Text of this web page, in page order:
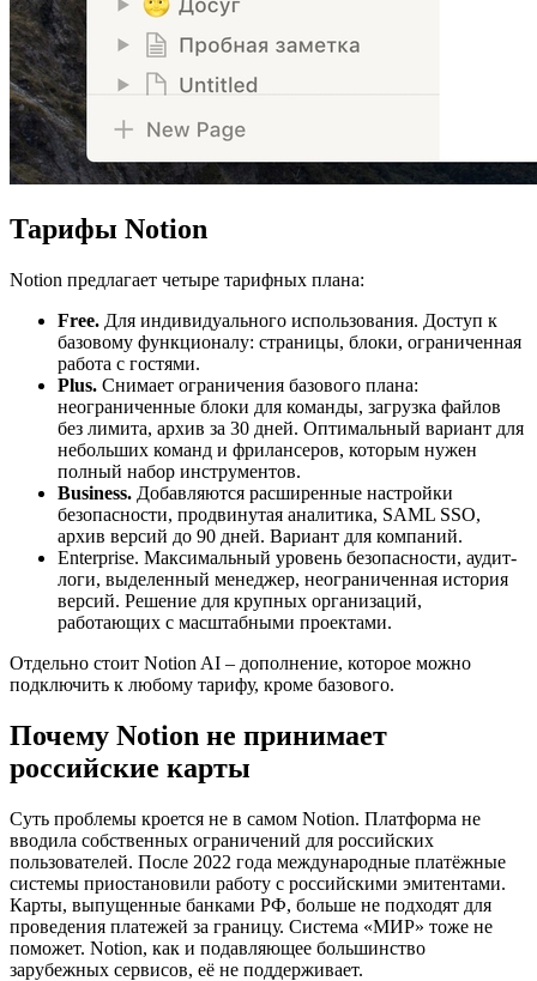
Тарифы Notion
Notion предлагает четыре тарифных плана:
Free. Для индивидуального использования. Доступ к
базовому функционалу: страницы, блоки, ограниченная
работа с гостями.
Plus. Снимает ограничения базового плана:
неограниченные блоки для команды, загрузка файлов
без лимита, архив за 30 дней. Оптимальный вариант для
небольших команд и фрилансеров, которым нужен
полный набор инструментов.
Business. Добавляются расширенные настройки
безопасности, продвинутая аналитика, SAML SSO,
архив версий до 90 дней. Вариант для компаний.
Enterprise. Максимальный уровень безопасности, аудит-
логи, выделенный менеджер, неограниченная история
версий. Решение для крупных организаций,
работающих с масштабными проектами.
Отдельно стоит Notion AI – дополнение, которое можно
подключить к любому тарифу, кроме базового.
Почему Notion не принимает
российские карты
Суть проблемы кроется не в самом Notion. Платформа не
вводила собственных ограничений для российских
пользователей. После 2022 года международные платёжные
системы приостановили работу с российскими эмитентами.
Карты, выпущенные банками РФ, больше не подходят для
проведения платежей за границу. Система «МИР» тоже не
поможет. Notion, как и подавляющее большинство
зарубежных сервисов, её не поддерживает.